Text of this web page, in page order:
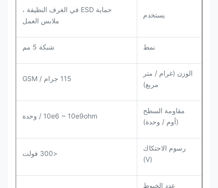
يستخدم
حماية ESD في الغرف النظيفة ،
ملابس العمل
نمط شبكة 5 مم
الوزن (غرام / متر
مربع)
115 جرام / GSM
مقاومة السطح
(أوم / وحدة)
10e6 ~ 10e9ohm / وحدة
رسوم الاحتكاك
(V)
<300 فولت
عدد الخيوط